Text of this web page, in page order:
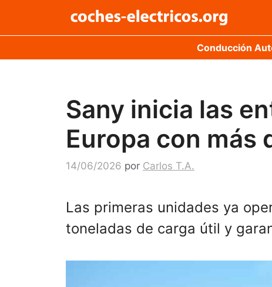
Conducción
Sany inicia las
Europa con más
14/06/2026 por Carlos T.A.
Las primeras unidades ya
toneladas de carga útil y